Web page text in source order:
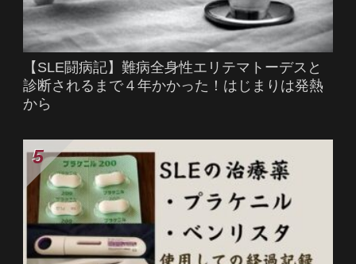
【SLE闘病記】難病全身性エリテマトーデスと
診断されるまで４年かかった！はじまりは発熱
から